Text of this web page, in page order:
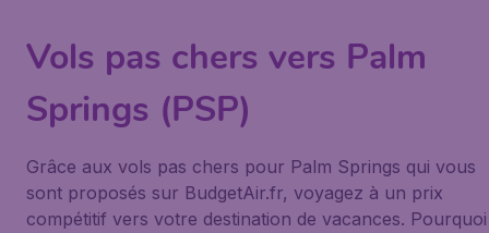
Vols pas chers vers Palm
Springs (PSP)
Grâce aux vols pas chers pour Palm Springs qui vous
sont proposés sur BudgetAir.fr, voyagez à un prix
compétitif vers votre destination de vacances.